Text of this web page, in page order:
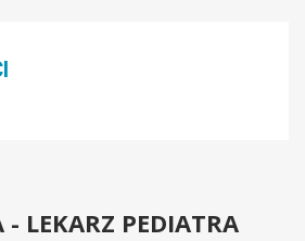
- LEKARZ PEDIATRA